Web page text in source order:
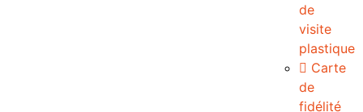
de
visite
plastique
Carte
de
fidélité